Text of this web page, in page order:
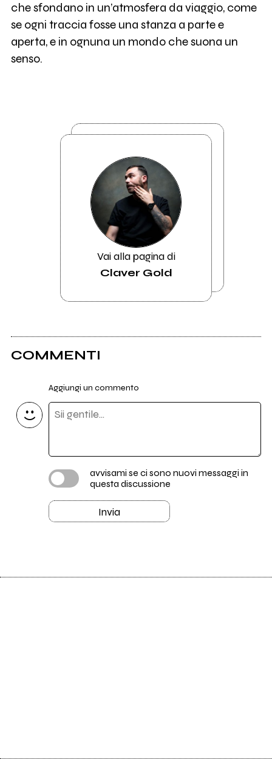
che sfondano in un’atmosfera da viaggio, come
se ogni traccia fosse una stanza a parte e
aperta, e in ognuna un mondo che suona un
senso.
Vai alla pagina di
Claver Gold
COMMENTI
Aggiungi un commento
avvisami se ci sono nuovi messaggi in
questa discussione
Invia